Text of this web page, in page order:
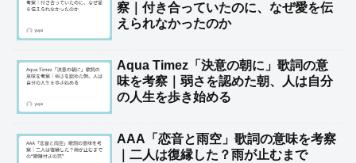
察｜付き合っていたのに、なぜ愛を伝
えられなかったのか
Aqua Timez「決意の朝に」歌詞の意
味を考察｜弱さを認めた朝、人は自分
の人生を歩き始める
AAA「恋音と雨空」歌詞の意味を考察
｜二人は復縁した？雨が止むまで